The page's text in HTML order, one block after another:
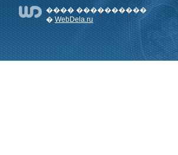
���� ����������
�WebDela.ru